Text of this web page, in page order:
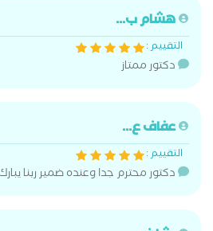
هشام ب...
التقييم :
دكتور ممتاز
عفاف ع...
التقييم :
دكتور محترم جدا وعنده ضمير ربنا